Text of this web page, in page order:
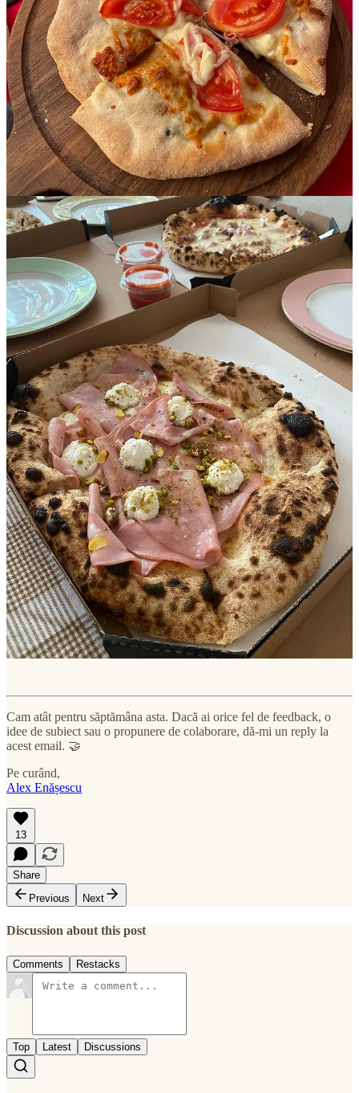
🧀Iașul în bucate| Un târg de produse tradiționale, ecologice,
montane și artizanale.Sâmbătă și duminicăîn zona patinoarului din
Grădina Palas.
🇺🇸 The Sound of Freedom| Redescoperă esența visului
american în trei zile de poveste la Little Texas Iași: preparate
delicioase din meniul de vară, muzică live începând cu ora 18:00 și
o selecție de deserturi în ediție limitată.4-6 iulie.
🎸 Radu Almășan (Bosquito) solo| Un om și o chitară, într-un
cadru intim, unde se interpretează variante personale ale marilor
piese ce i-au rămas la suflet și i-au modelat gusturile muzicale. Joi,
11 iulie, de la 19:00, la FOOM.Bilete aici.
Fotografia săptămânii
Cam atât pentru săptămâna asta. Dacă ai orice fel de feedback, o
idee de subiect sau o propunere de colaborare, dă-mi un reply la
acest email. 🤝
Pe curând,
Alex Enășescu
13
Share
Previous
Next
Discussion about this post
Comments Restacks
Top Latest Discussions